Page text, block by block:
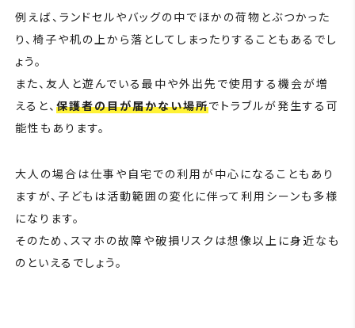
例えば、ランドセルやバッグの中でほかの荷物とぶつかった
り、椅子や机の上から落としてしまったりすることもあるでし
ょう。
また、友人と遊んでいる最中や外出先で使用する機会が増
えると、 保護者の目が届かない場所でトラブルが発生する可
能性もあります。
大人の場合は仕事や自宅での利用が中心になることもあり
ますが、子どもは活動範囲の変化に伴って利用シーンも多様
になります。
そのため、スマホの故障や破損リスクは想像以上に身近なも
のといえるでしょう。